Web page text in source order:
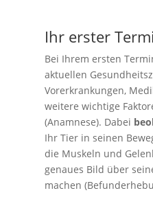
Ihr erster
Bei Ihrem ersten
aktuellen
Vorerkrankungen,
weitere wichtige
(Anamnese). Dabei
Ihr Tier in seinen
die Muskeln und
genaues Bild über
machen